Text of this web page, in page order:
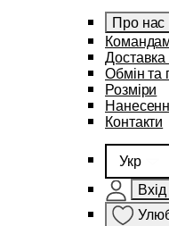
Про нас
Доставка
Обмін та
Розміри
Контакти
Укр
Вхід